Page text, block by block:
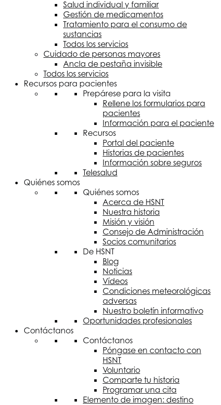
Salud individual y familiar
Gestión de medicamentos
Tratamiento para el consumo de
sustancias
Todos los servicios
Cuidado de personas mayores
Ancla de pestaña invisible
Todos los servicios
Recursos para pacientes
Prepárese para la visita
Rellene los formularios para
pacientes
Información para el paciente
Recursos
Portal del paciente
Historias de pacientes
Información sobre seguros
Telesalud
Quiénes somos
Quiénes somos
Acerca de HSNT
Nuestra historia
Misión y visión
Consejo de Administración
Socios comunitarios
De HSNT
Blog
Noticias
Vídeos
Condiciones meteorológicas
adversas
Nuestro boletín informativo
Oportunidades profesionales
Contáctanos
Contáctanos
Póngase en contacto con
HSNT
Voluntario
Comparte tu historia
Programar una cita
Elemento de imagen: destino